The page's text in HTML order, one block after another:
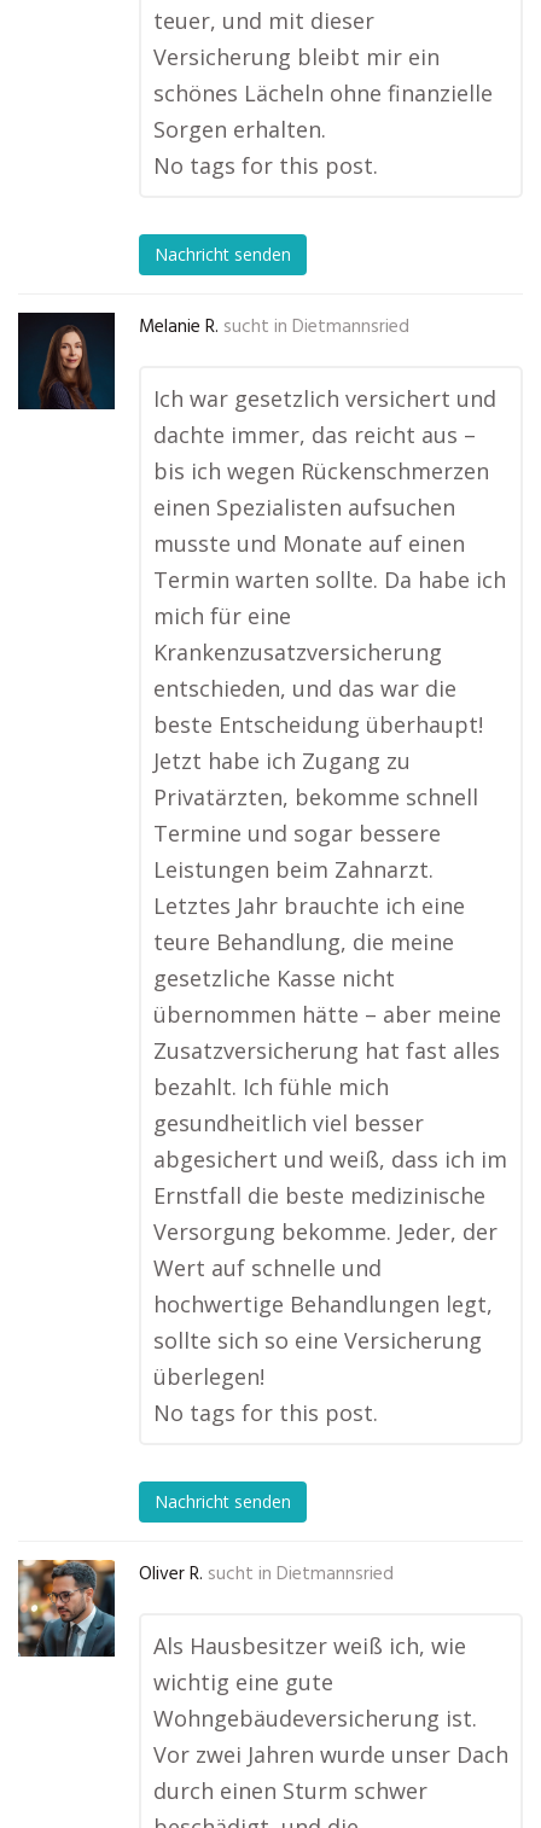
teuer, und mit dieser
Versicherung bleibt mir ein
schönes Lächeln ohne finanzielle
Sorgen erhalten.
No tags for this post.
Nachricht senden
Melanie R. sucht in Dietmannsried
Ich war gesetzlich versichert und
dachte immer, das reicht aus –
bis ich wegen Rückenschmerzen
einen Spezialisten aufsuchen
musste und Monate auf einen
Termin warten sollte. Da habe ich
mich für eine
Krankenzusatzversicherung
entschieden, und das war die
beste Entscheidung überhaupt!
Jetzt habe ich Zugang zu
Privatärzten, bekomme schnell
Termine und sogar bessere
Leistungen beim Zahnarzt.
Letztes Jahr brauchte ich eine
teure Behandlung, die meine
gesetzliche Kasse nicht
übernommen hätte – aber meine
Zusatzversicherung hat fast alles
bezahlt. Ich fühle mich
gesundheitlich viel besser
abgesichert und weiß, dass ich im
Ernstfall die beste medizinische
Versorgung bekomme. Jeder, der
Wert auf schnelle und
hochwertige Behandlungen legt,
sollte sich so eine Versicherung
überlegen!
No tags for this post.
Nachricht senden
Oliver R. sucht in Dietmannsried
Als Hausbesitzer weiß ich, wie
wichtig eine gute
Wohngebäudeversicherung ist.
Vor zwei Jahren wurde unser Dach
durch einen Sturm schwer